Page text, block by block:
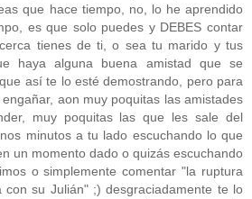
que hace tiempo, no, lo he aprendido
es que solo puedes y DEBES contar
tienes de ti, o sea tu marido y tus
haya alguna buena amistad que se
así te lo esté demostrando, pero para
aon muy poquitas las amistades
muy poquitas las que les sale del
minutos a tu lado escuchando lo que
un momento dado o quizás escuchando
o simplemente comentar "la ruptura
con su Julián" ;) desgraciadamente te lo